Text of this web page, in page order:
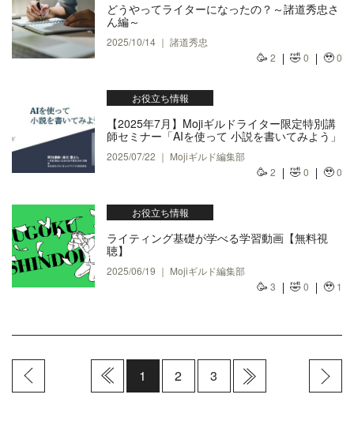
どうやってライターになったの？～諸道秀忠さ
ん編～
2025/10/14 ｜ 諸道秀忠
🥳 2 🤣0 🥹0
お役立ち情報
【2025年7月】Mojiギルドライター限定特別講
師セミナー「AIを使って 小説を書いてみよう」
2025/07/22 ｜ Mojiギルド編集部
🥳 2 🤣0 🥹0
お役立ち情報
ライティング基礎が学べる学習動画【無料視
聴】
2025/06/19 ｜ Mojiギルド編集部
🥳 3 🤣0 🥹 1
1 2 3